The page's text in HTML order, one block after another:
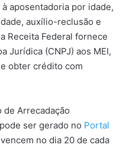
aposentadoria por idade,
auxílio-reclusão e
Receita Federal fornece
Jurídica (CNPJ) aos MEI,
obter crédito com
de Arrecadação
ser gerado no Portal
no dia 20 de cada